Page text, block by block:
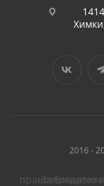
2016 -
Запрещено использовать